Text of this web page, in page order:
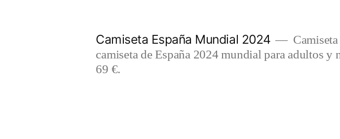
Camiseta España Mundial 2024
camiseta de España 2024 mundial para adultos
69 €.